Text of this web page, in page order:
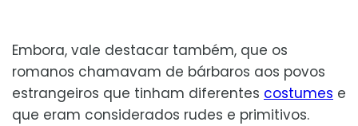
Embora, vale destacar também, que os
romanos chamavam de bárbaros aos povos
estrangeiros que tinham diferentes costumes e
que eram considerados rudes e primitivos.